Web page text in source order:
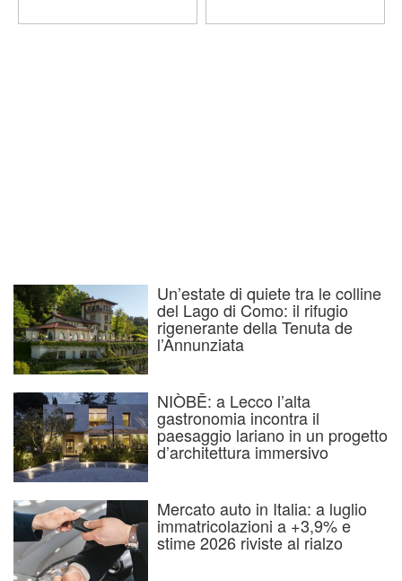
Un’estate di quiete tra le colline
del Lago di Como: il rifugio
rigenerante della Tenuta de
l’Annunziata
NIÒBĒ: a Lecco l’alta
gastronomia incontra il
paesaggio lariano in un progetto
d’architettura immersivo
Mercato auto in Italia: a luglio
immatricolazioni a +3,9% e
stime 2026 riviste al rialzo